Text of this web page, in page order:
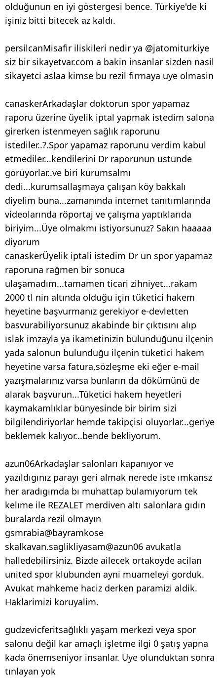
olduğunun en iyi göstergesi bence. Türkiye'de ki
işiniz bitti bitecek az kaldı.
persilcanMisafir iliskileri nedir ya @jatomiturkiye
siz bir sikayetvar.com a bakin insanlar sizden nasil
sikayetci aslaa kimse bu rezil firmaya uye olmasin
canaskerArkadaşlar doktorun spor yapamaz
raporu üzerine üyelik iptal yapmak istedim salona
girerken istenmeyen sağlık raporunu
istediler..?.Spor yapamaz raporunu verdim kabul
etmediler...kendilerini Dr raporunun üstünde
görüyorlar..ve biri kurumsalmı
dedi...kurumsallaşmaya çalışan köy bakkalı
diyelim buna...zamanında internet tanıtımlarında
videolarında röportaj ve çalışma yaptıklarıda
biriyim...Üye olmakmı istiyorsunuz? Sakın haaaaa
diyorum
canaskerÜyelik iptali istedim Dr un spor yapamaz
raporuna rağmen bir sonuca
ulaşamadım...tamamen ticari zihniyet...rakam
2000 tl nin altında olduğu için tüketici hakem
heyetine başvurmanız gerekiyor e-devletten
basvurabiliyorsunuz akabinde bir çıktısını alıp
ıslak imzayla ya ikametinizin bulunduğunu ilçenin
yada salonun bulunduğu ilçenin tüketici hakem
heyetine varsa fatura,sözleşme eki eğer e-mail
yazışmalarınız varsa bunların da dökümünü de
alarak başvurun...Tüketici hakem heyetleri
kaymakamlıklar bünyesinde bir birim sizi
bilgilendiriyorlar hemde takipçisi oluyorlar...geriye
beklemek kalıyor...bende bekliyorum.
azun06Arkadaşlar salonları kapanıyor ve
yazıldıgınız parayı geri almak nerede iste ımkansz
her aradıgımda bı muhattap bulamıyorum tek
kelıme ile REZALET merdiven altı salonlara gıdın
buralarda rezil olmayın
gsmrabia@bayramkose
skalkavan.saglikliyasam@azun06 avukatla
halledebilirsiniz. Bizde ailecek ortakoyde acilan
united spor klubunden ayni muameleyi gorduk.
Avukat mahkeme haciz derken paramizi aldik.
Haklarimizi koruyalim.
gudzevicferitsağlıklı yaşam merkezi veya spor
salonu değil kar amaçlı işletme ilgi 0 şatış yapna
kada önemseniyor insanlar. Üye olunduktan sonra
tınlayan yok